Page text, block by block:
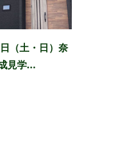
（土・日）奈
見学...